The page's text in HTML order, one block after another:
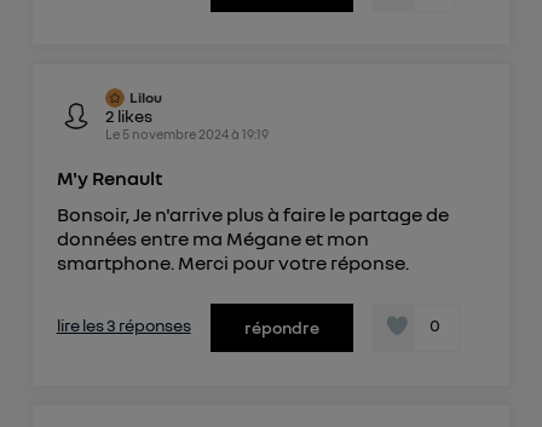
Lilou
2 likes
Le 5 novembre 2024à 19:19
M'y Renault
Bonsoir, Je n'arrive plus à faire le partage de
données entre ma Mégane et mon
smartphone. Merci pour votre réponse.
lire les 3 réponses répondre 0